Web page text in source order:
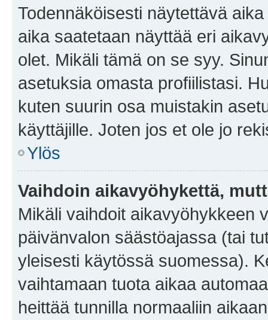
Todennäköisesti näytettävä
aika saatetaan näyttää eri
olet. Mikäli tämä on se syy.
asetuksia omasta profiilistasi.
kuten suurin osa muistakin
käyttäjille. Joten jos et ole jo
Ylös
Vaihdoin aikavyöhykettä,
Mikäli vaihdoit aikavyöhykkeen
päivänvalon säästöajassa (tai
yleisesti käytössä suomessa).
vaihtamaan tuota aikaa
heittää tunnilla normaaliin